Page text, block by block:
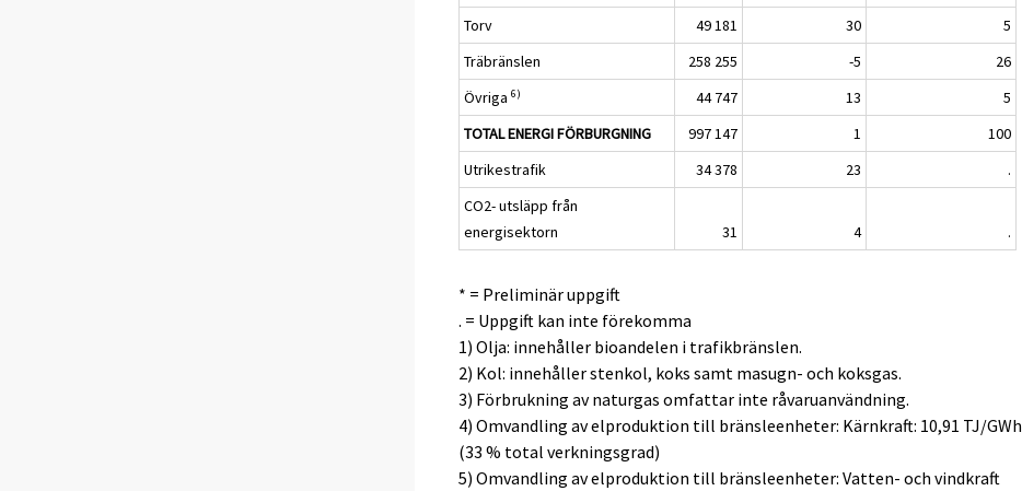
Torv
49 181 30
5
Träbränslen
258 255 -5
26
Övriga6) 44 747 13
5
TOTAL ENERGI FÖRBURGNING
997 147 1
100
Utrikestrafik
34 378 23
.
CO2- utsläpp från
energisektorn
31 4 .
* = Preliminär uppgift
. = Uppgift kan inte förekomma
1) Olja: innehåller bioandelen i trafikbränslen.
2) Kol: innehåller stenkol, koks samt masugn- och koksgas.
3) Förbrukning av naturgas omfattar inte råvaruanvändning.
4) Omvandling av elproduktion till bränsleenheter: Kärnkraft: 10,91 TJ/GWh
(33 % total verkningsgrad)
5) Omvandling av elproduktion till bränsleenheter: Vatten- och vindkraft